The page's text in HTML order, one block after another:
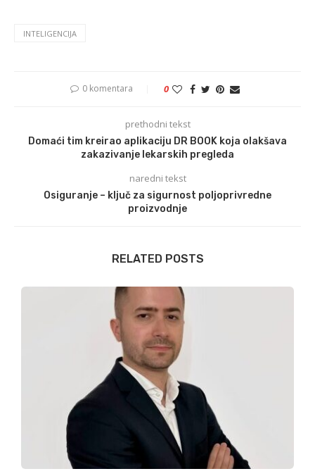
INTELIGENCIJA
0 komentara 0
prethodni tekst
Domaći tim kreirao aplikaciju DR BOOK koja olakšava
zakazivanje lekarskih pregleda
naredni tekst
Osiguranje – ključ za sigurnost poljoprivredne
proizvodnje
RELATED POSTS